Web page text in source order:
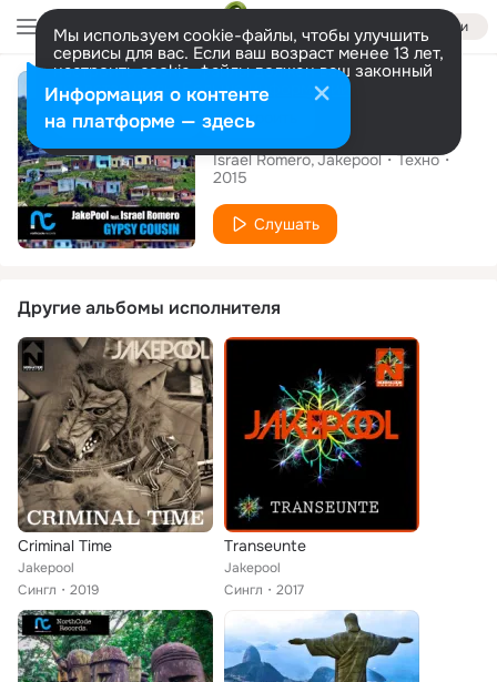
Войти
Мы используем cookie-файлы, чтобы улучшить
сервисы для вас. Если ваш возраст менее 13 лет,
настроить cookie-файлы должен ваш законный
представитель. Больше информации
Разрешить все Настроить
Сингл
Gypsy Cousin
Israel Romero Jakepool
Техно
2015
Слушать
Другие альбомы исполнителя
Criminal Time
Jakepool
Сингл
2019
Transeunte
Jakepool
Сингл
2017
Информация о контенте
на платформе — здесь